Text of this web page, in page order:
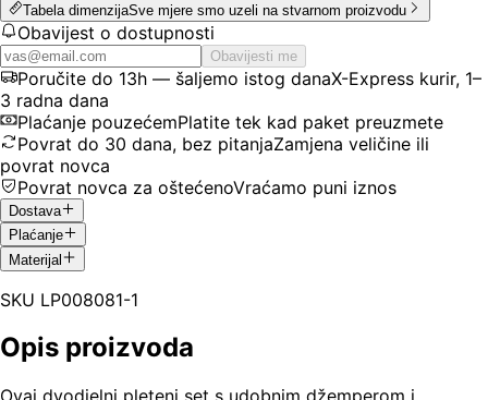
Tabela dimenzijaSve mjere smo uzeli na stvarnom proizvodu
Obavijest o dostupnosti
Obavijesti me
Poručite do 13h — šaljemo istog danaX-Express kurir, 1–
3 radna dana
Plaćanje pouzećemPlatite tek kad paket preuzmete
Povrat do 30 dana, bez pitanjaZamjena veličine ili
povrat novca
Povrat novca za oštećenoVraćamo puni iznos
Dostava
Plaćanje
Materijal
SKU LP008081-1
Opis proizvoda